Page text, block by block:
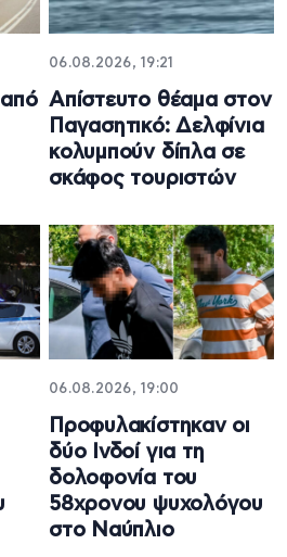
06.08.2026, 19:21
Απίστευτο θέαμα στον
Παγασητικό: Δελφίνια
κολυμπούν δίπλα σε
σκάφος τουριστών
06.08.2026, 19:00
Προφυλακίστηκαν οι
δύο Ινδοί για τη
δολοφονία του
58χρονου ψυχολόγου
στο Ναύπλιο